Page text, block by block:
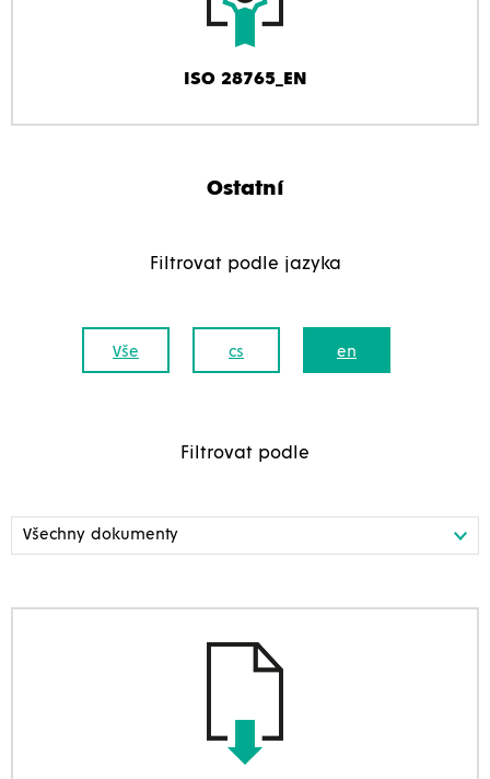
ISO 28765_EN
Ostatní
Filtrovat podle jazyka
Vše cs en
Filtrovat podle